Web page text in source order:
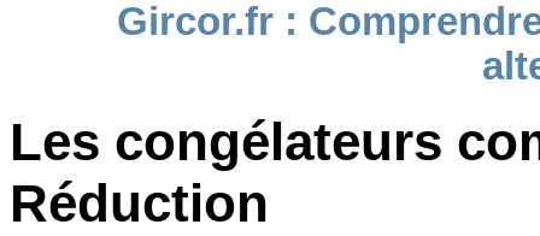
Gircor.fr :
Les congélateurs
Réduction